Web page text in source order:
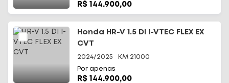
R$ 144.900,00
Honda HR-V 1.5 DI I-VTEC FLEX EX
CVT
2024/2025 KM 21000
Por apenas
R$ 144.900,00